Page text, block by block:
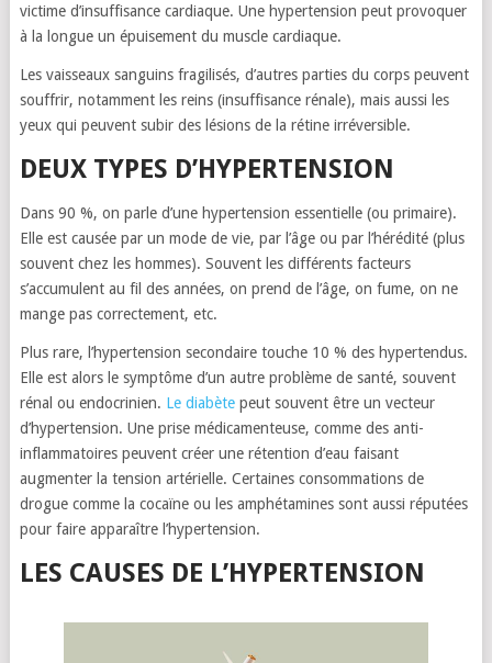
victime d’insuffisance cardiaque. Une hypertension peut provoquer
à la longue un épuisement du muscle cardiaque.
Les vaisseaux sanguins fragilisés, d’autres parties du corps peuvent
souffrir, notamment les reins (insuffisance rénale), mais aussi les
yeux qui peuvent subir des lésions de la rétine irréversible.
DEUX TYPES D’HYPERTENSION
Dans 90 %, on parle d’une hypertension essentielle (ou primaire).
Elle est causée par un mode de vie, par l’âge ou par l’hérédité (plus
souvent chez les hommes). Souvent les différents facteurs
s’accumulent au fil des années, on prend de l’âge, on fume, on ne
mange pas correctement, etc.
Plus rare, l’hypertension secondaire touche 10 % des hypertendus.
Elle est alors le symptôme d’un autre problème de santé, souvent
rénal ou endocrinien. Le diabètepeut souvent être un vecteur
d’hypertension. Une prise médicamenteuse, comme des anti-
inflammatoires peuvent créer une rétention d’eau faisant
augmenter la tension artérielle. Certaines consommations de
drogue comme la cocaïne ou les amphétamines sont aussi réputées
pour faire apparaître l’hypertension.
LES CAUSES DE L’HYPERTENSION